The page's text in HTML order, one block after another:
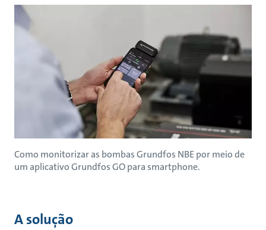
Como monitorizar as bombas Grundfos NBE por meio de
um aplicativo Grundfos GO para smartphone.
A solução